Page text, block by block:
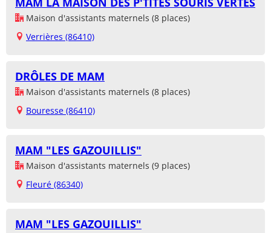
Maison d'assistants maternels (8 places)
Verrières (86410)
DRÔLES DE MAM
Maison d'assistants maternels (8 places)
Bouresse (86410)
MAM "LES GAZOUILLIS"
Maison d'assistants maternels (9 places)
Fleuré (86340)
MAM "LES GAZOUILLIS"